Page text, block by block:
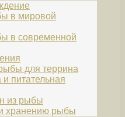
в мировой
в современной
для террина
питательная
из рыбы
хранению рыбы